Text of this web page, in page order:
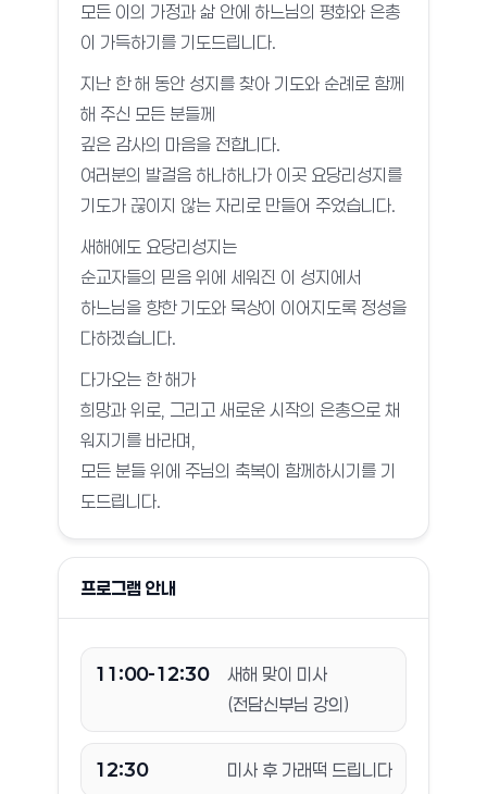
모든 이의 가정과 삶 안에 하느님의 평화와 은총
이 가득하기를 기도드립니다.
지난 한 해 동안 성지를 찾아 기도와 순례로 함께
해 주신 모든 분들께
깊은 감사의 마음을 전합니다.
여러분의 발걸음 하나하나가 이곳 요당리성지를
기도가 끊이지 않는 자리로 만들어 주었습니다.
새해에도 요당리성지는
순교자들의 믿음 위에 세워진 이 성지에서
하느님을 향한 기도와 묵상이 이어지도록 정성을
다하겠습니다.
다가오는 한 해가
희망과 위로, 그리고 새로운 시작의 은총으로 채
워지기를 바라며,
모든 분들 위에 주님의 축복이 함께하시기를 기
도드립니다.
프로그램 안내
11:00-12:30
새해 맞이 미사
(전담신부님 강의)
12:30 미사 후 가래떡 드립니다